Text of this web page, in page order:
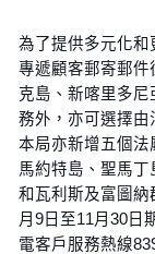
為了提供多元化和
專遞顧客郵寄郵
克島、新喀里多
務外，亦可選擇由
本局亦新增五個法
馬約特島、聖馬
和瓦利斯及富圖
月9日至11月30日
電客戶服務熱線